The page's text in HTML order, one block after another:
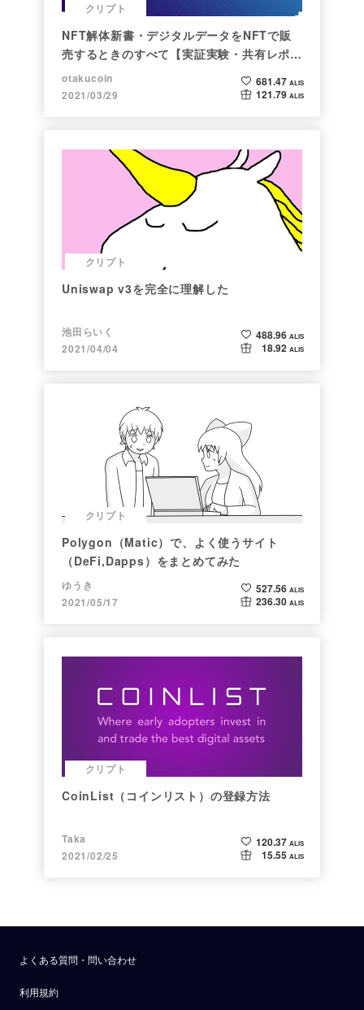
クリプト
NFT解体新書・デジタルデータをNFTで販
売するときのすべて【実証実験・共有レポー
ト】
otakucoin
2021/03/29
681.47 ALIS
121.79 ALIS
クリプト
Uniswap v3を完全に理解した
池田らいく
2021/04/04
488.96 ALIS
18.92 ALIS
クリプト
Polygon（Matic）で、よく使うサイト
（DeFi,Dapps）をまとめてみた
ゆうき
2021/05/17
527.56 ALIS
236.30 ALIS
クリプト
CoinList（コインリスト）の登録方法
Taka
2021/02/25
120.37 ALIS
15.55 ALIS
よくある質問・問い合わせ
利用規約